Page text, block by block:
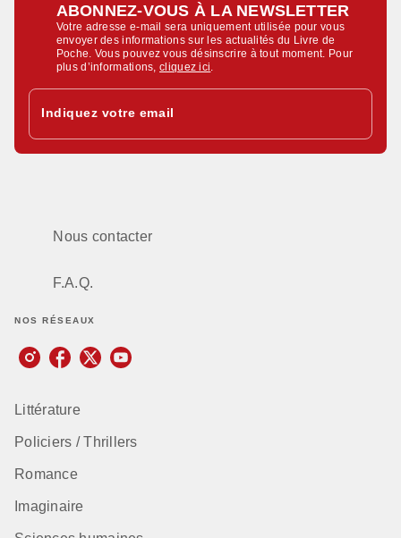
ABONNEZ-VOUS À LA NEWSLETTER
Votre adresse e-mail sera uniquement utilisée pour vous
envoyer des informations sur les actualités du Livre de
Poche. Vous pouvez vous désinscrire à tout moment. Pour
plus d’informations,cliquez ici
Indiquez votre email
Nous contacter
F.A.Q.
NOS RÉSEAUX
Littérature
Policiers / Thrillers
Romance
Imaginaire